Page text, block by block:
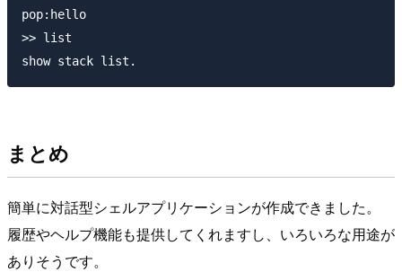
pop:hello
>> list
まとめ
簡単に対話型シェルアプリケーションが作成できました。
履歴やヘルプ機能も提供してくれますし、いろいろな用途が
ありそうです。